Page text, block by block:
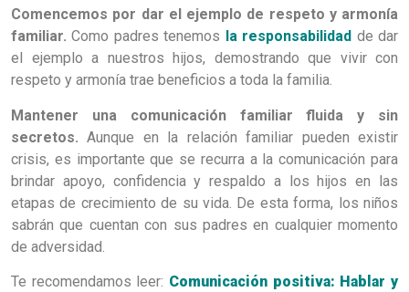
Comencemos por dar el ejemplo de respeto y armonía
familiar.Como padres tenemos la responsabilidad de dar
el ejemplo a nuestros hijos, demostrando que vivir con
respeto y armonía trae beneficios a toda la familia.
Mantener una comunicación familiar fluida y sin
secretos.Aunque en la relación familiar pueden existir
crisis, es importante que se recurra a la comunicación para
brindar apoyo, confidencia y respaldo a los hijos en las
etapas de crecimiento de su vida. De esta forma, los niños
sabrán que cuentan con sus padres en cualquier momento
de adversidad.
Te recomendamos leer: Comunicación positiva: Hablar y